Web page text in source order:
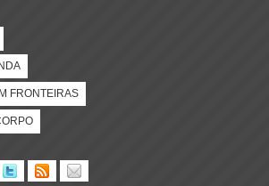
FRONTEIRAS